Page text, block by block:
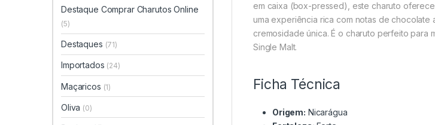
em caixa (box-pressed), este charuto
uma experiência rica com notas de
cremosidade única. É o charuto perfeito para
Single Malt.
Ficha Técnica
Origem: Nicarágua
Destaque Comprar Charutos Online
(5)
Destaques (71)
Importados (24)
Maçaricos (1)
Oliva (0)